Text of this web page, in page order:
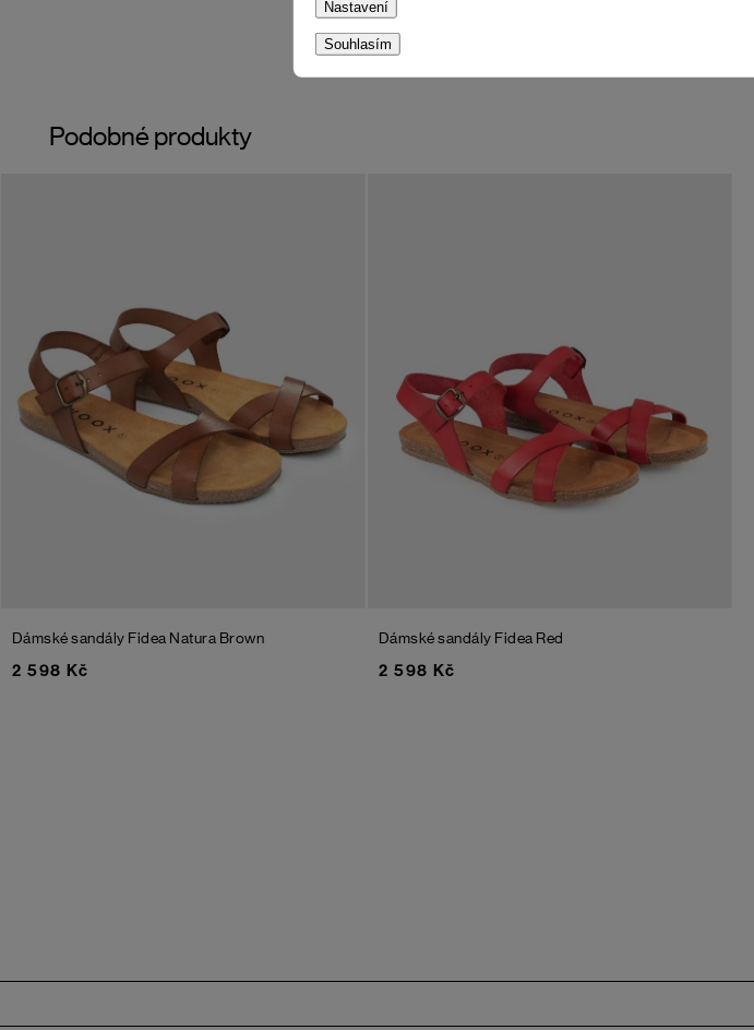
Nastavení
Souhlasím
Podobné produkty
Dámské sandály Fidea Natura Brown
2 598 Kč
Dámské sandály Fidea Red
2 598 Kč